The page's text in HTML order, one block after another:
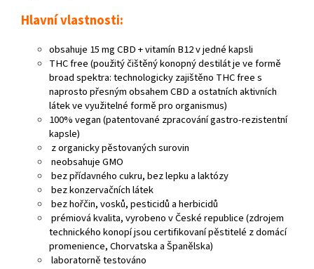
Hlavní vlastnosti:
obsahuje 15 mg CBD + vitamín B12 v jedné kapsli
THC free (použitý čištěný konopný destilát je ve formě
broad spektra: technologicky zajištěno THC free s
naprosto přesným obsahem CBD a ostatních aktivních
látek ve využitelné formě pro organismus)
100% vegan (patentované zpracování gastro-rezistentní
kapsle)
z organicky pěstovaných surovin
neobsahuje GMO
bez přídavného cukru, bez lepku a laktózy
bez konzervačních látek
bez hořčin, vosků, pesticidů a herbicidů
prémiová kvalita, vyrobeno v České republice (zdrojem
technického konopí jsou certifikovaní pěstitelé z domácí
promenience, Chorvatska a Španělska)
laboratorně testováno